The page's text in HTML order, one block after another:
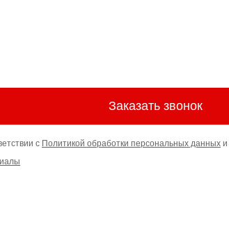
Заказать звонок
с Политикой обработки персональных данных и